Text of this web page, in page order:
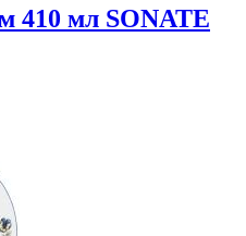
410 мл SONATE